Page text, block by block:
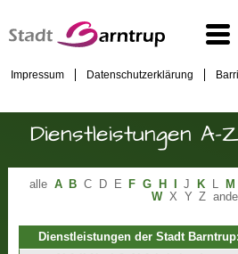
Impressum Datenschutzerklärung
Dienstleistungen A-Z
alle A B C D E F G H J K L M
W X Y Z
Dienstleistungen der Stadt Barntrup: